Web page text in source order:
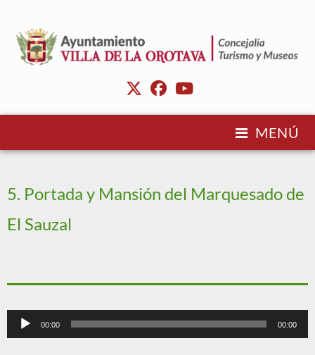
MENÚ
5. Portada y Mansión del Marquesado de
El Sauzal
Reproductor
de
00:00 00:00